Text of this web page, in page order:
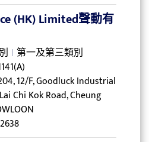
(HK) Limited聲動有
第一及第三類別
12/F, Goodluck Industrial
Chi Kok Road, Cheung